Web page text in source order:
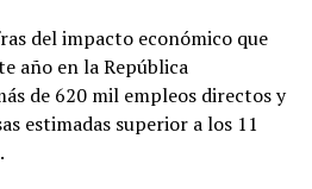
del impacto económico que
año en la República
de 620 mil empleos directos y
estimadas superior a los 11